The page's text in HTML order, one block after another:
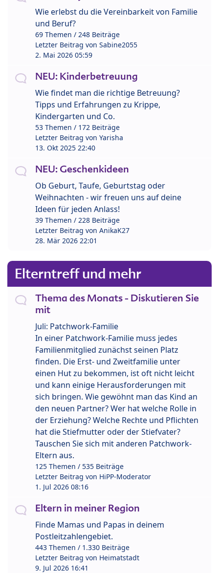
Wie erlebst du die Vereinbarkeit von Familie
und Beruf?
69 Themen / 248 Beiträge
Letzter Beitrag von Sabine2055
2. Mai 2026 05:59
NEU: Kinderbetreuung
Wie findet man die richtige Betreuung?
Tipps und Erfahrungen zu Krippe,
Kindergarten und Co.
53 Themen / 172 Beiträge
Letzter Beitrag von Yarisha
13. Okt 2025 22:40
NEU: Geschenkideen
Ob Geburt, Taufe, Geburtstag oder
Weihnachten - wir freuen uns auf deine
Ideen für jeden Anlass!
39 Themen / 228 Beiträge
Letzter Beitrag von AnikaK27
28. Mär 2026 22:01
Elterntreff und mehr
Thema des Monats - Diskutieren Sie
mit
Juli: Patchwork-Familie
In einer Patchwork-Familie muss jedes
Familienmitglied zunächst seinen Platz
finden. Die Erst- und Zweitfamilie unter
einen Hut zu bekommen, ist oft nicht leicht
und kann einige Herausforderungen mit
sich bringen. Wie gewöhnt man das Kind an
den neuen Partner? Wer hat welche Rolle in
der Erziehung? Welche Rechte und Pflichten
hat die Stiefmutter oder der Stiefvater?
Tauschen Sie sich mit anderen Patchwork-
Eltern aus.
125 Themen / 535 Beiträge
Letzter Beitrag von HiPP-Moderator
1. Jul 2026 08:16
Eltern in meiner Region
Finde Mamas und Papas in deinem
Postleitzahlengebiet.
443 Themen / 1.330 Beiträge
Letzter Beitrag von Heimatstadt
9. Jul 2026 16:41